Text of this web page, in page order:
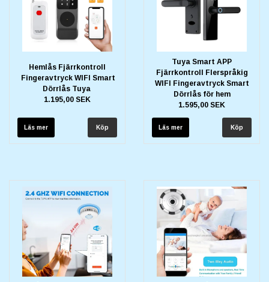
Hemlås Fjärrkontroll
Fingeravtryck WIFI Smart
Dörrlås Tuya
1.195,00 SEK
Läs mer
Tuya Smart APP
Fjärrkontroll Flerspråkig
WIFI Fingeravtryck Smart
Dörrlås för hem
1.595,00 SEK
Läs mer